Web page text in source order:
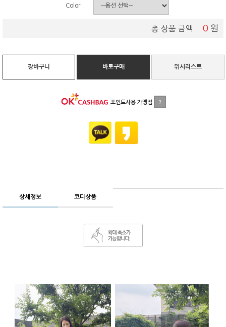
Color
총 상품 금액 0 원
장바구니 바로구매 위시리스트
포인트사용 가맹점 ?
상세정보 코디상품